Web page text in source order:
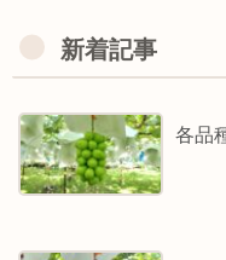
新着記事
各品